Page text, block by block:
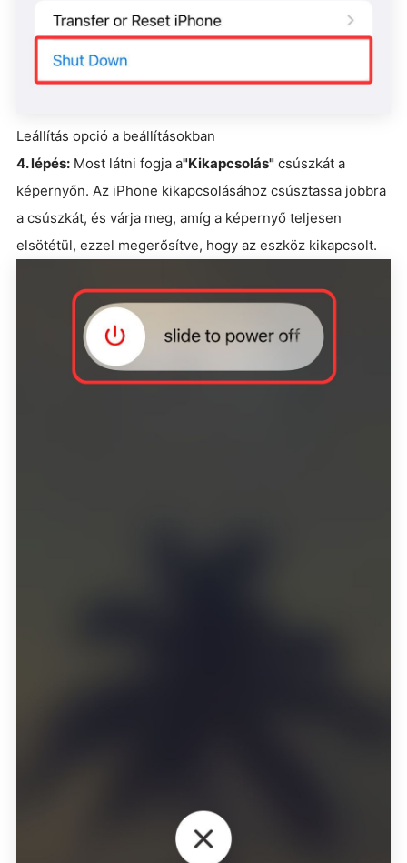
Leállítás opció a beállításokban
4. lépés: Most látni fogja a"Kikapcsolás" csúszkát a
képernyőn. Az iPhone kikapcsolásához csúsztassa jobbra
a csúszkát, és várja meg, amíg a képernyő teljesen
elsötétül, ezzel megerősítve, hogy az eszköz kikapcsolt.